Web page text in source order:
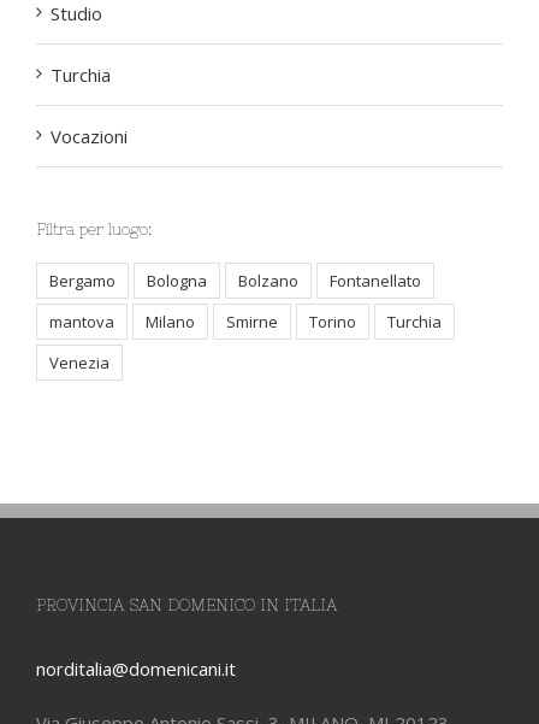
Studio
Turchia
Vocazioni
Filtra per luogo:
Bergamo Bologna Bolzano
Fontanellato
mantova
Milano Smirne Torino
Turchia
Venezia
PROVINCIA SAN DOMENICO IN ITALIA
norditalia@domenicani.it